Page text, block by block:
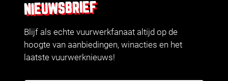
NIEUWSBRIEF
Blijf als echte vuurwerkfanaat altijd op de
hoogte van aanbiedingen, winacties en het
laatste vuurwerknieuws!